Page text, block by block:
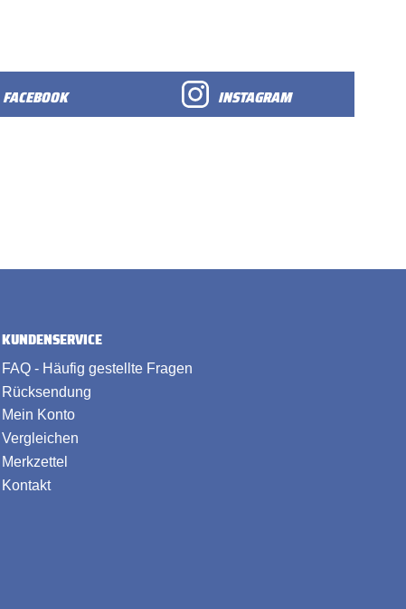
FACEBOOK INSTAGRAM
KUNDENSERVICE
FAQ - Häufig gestellte Fragen
Rücksendung
Mein Konto
Vergleichen
Merkzettel
Kontakt